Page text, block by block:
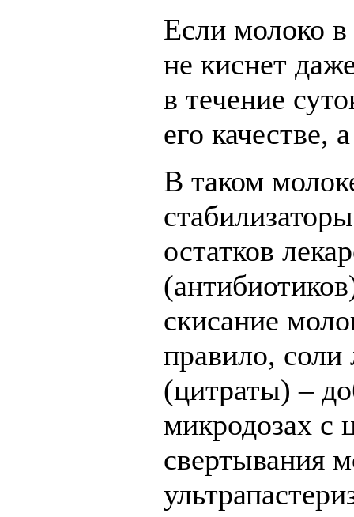
Если молоко в
не киснет
в течение
его качестве,
В таком
остатков
скисание
правило,
(цитраты) –
микродозах с
свертывания